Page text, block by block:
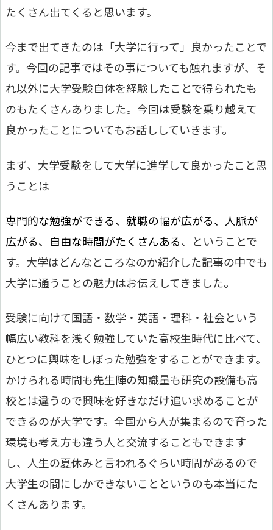
たくさん出てくると思います。
今まで出てきたのは「大学に行って」良かったことで
す。今回の記事ではその事についても触れますが、そ
れ以外に大学受験自体を経験したことで得られたも
のもたくさんありました。今回は受験を乗り越えて
良かったことについてもお話ししていきます。
まず、大学受験をして大学に進学して良かったこと思
うことは
専門的な勉強ができる、就職の幅が広がる、人脈が
広がる、自由な時間がたくさんある、ということで
す。大学はどんなところなのか紹介した記事の中でも
大学に通うことの魅力はお伝えしてきました。
受験に向けて国語・数学・英語・理科・社会という
幅広い教科を浅く勉強していた高校生時代に比べて、
ひとつに興味をしぼった勉強をすることができます。
かけられる時間も先生陣の知識量も研究の設備も高
校とは違うので興味を好きなだけ追い求めることが
できるのが大学です。全国から人が集まるので育った
環境も考え方も違う人と交流することもできます
し、人生の夏休みと言われるぐらい時間があるので
大学生の間にしかできないことというのも本当にた
くさんあります。